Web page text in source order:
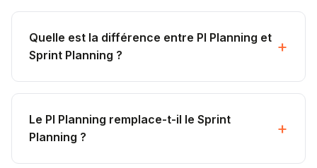
Quelle est la différence entre PI Planning et
Sprint Planning ?
Le PI Planning remplace-t-il le Sprint
Planning ?